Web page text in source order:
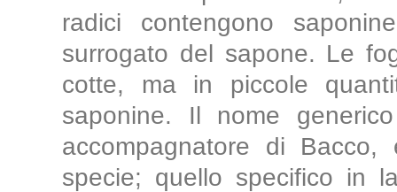
radici contengono
surrogato del sapone. Le
cotte, ma in piccole
saponine. Il nome
accompagnatore di
specie; quello specifico in